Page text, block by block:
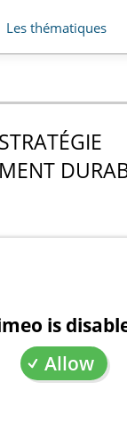
Les thématiques
STRATÉGIE
is
Allow